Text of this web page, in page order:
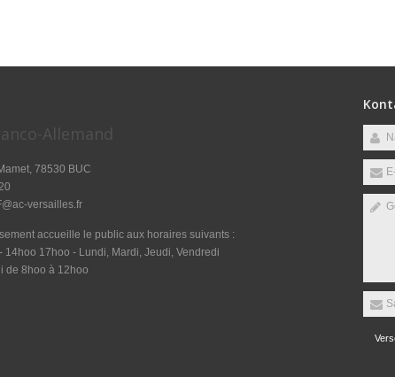
Allemand
78530 BUC
versailles.fr
accueille le public aux horaires suivants :
14hoo 17hoo - Lundi, Mardi, Jeudi, Vendredi
de 8hoo à 12hoo